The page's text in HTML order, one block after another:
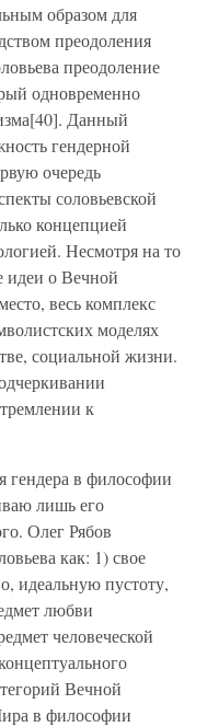
образом для
преодоления
преодоление
одновременно
Данный
гендерной
очередь
соловьевской
концепцией
Несмотря на то
идеи о Вечной
весь комплекс
моделях
социальной жизни.
к
гендера в философии
лишь его
Олег Рябов
как: 1) свое
идеальную пустоту,
любви
человеческой
Вечной
в философии